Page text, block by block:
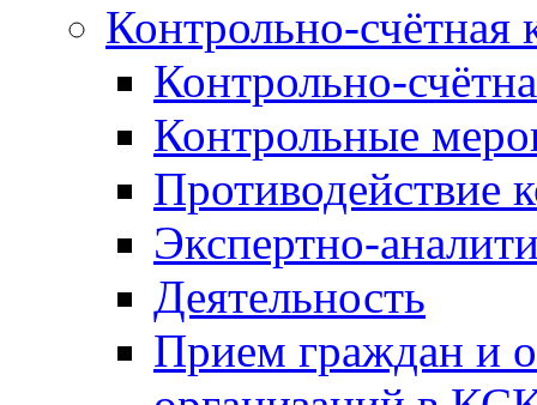
Контрольно-счётная
Контрольно-
Контрольные
Противодействие
Экспертно-
Деятельность
Прием граждан и